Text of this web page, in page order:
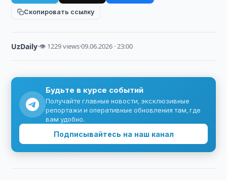
Скопировать ссылку
UzDaily·👁 1229 views·09.06.2026 · 23:00
Будьте в курсе событий
Получайте главные новости, эксклюзивные
репортажи и оперативные обновления там, где
вам удобно.
Подписывайтесь на наш канал